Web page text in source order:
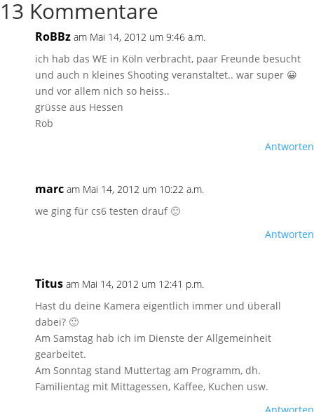
13 Kommentare
RoBBz am Mai 14, 2012 um 9:46 a.m.
ich hab das WE in Köln verbracht, paar Freunde besucht
und auch n kleines Shooting veranstaltet.. war super 😀
und vor allem nich so heiss..
grüsse aus Hessen
Rob
Antworten
marc am Mai 14, 2012 um 10:22 a.m.
we ging für cs6 testen drauf 🙂
Antworten
Titus am Mai 14, 2012 um 12:41 p.m.
Hast du deine Kamera eigentlich immer und überall
dabei? 🙂
Am Samstag hab ich im Dienste der Allgemeinheit
gearbeitet.
Am Sonntag stand Muttertag am Programm, dh.
Familientag mit Mittagessen, Kaffee, Kuchen usw.